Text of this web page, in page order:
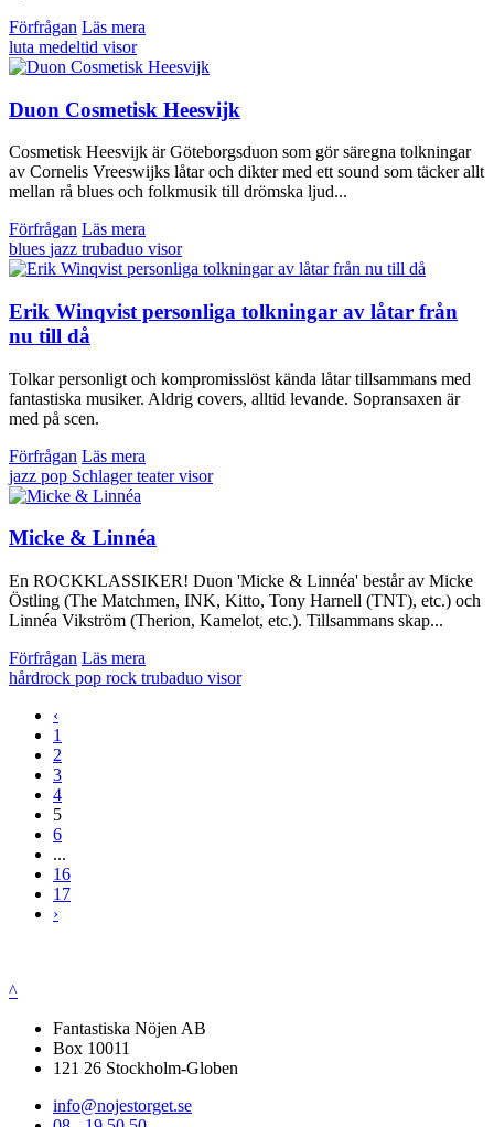
Förfrågan Läs mera
luta medeltid visor
Duon Cosmetisk Heesvijk
Cosmetisk Heesvijk är Göteborgsduon som gör säregna tolkningar
av Cornelis Vreeswijks låtar och dikter med ett sound som täcker allt
mellan rå blues och folkmusik till drömska ljud...
Förfrågan Läs mera
blues jazz trubaduo visor
Erik Winqvist personliga tolkningar av låtar från
nu till då
Tolkar personligt och kompromisslöst kända låtar tillsammans med
fantastiska musiker. Aldrig covers, alltid levande. Sopransaxen är
med på scen.
Förfrågan Läs mera
jazz pop Schlagerteatervisor
Micke & Linnéa
En ROCKKLASSIKER! Duon 'Micke & Linnéa' består av Micke
Östling (The Matchmen, INK, Kitto, Tony Harnell (TNT), etc.) och
Linnéa Vikström (Therion, Kamelot, etc.). Tillsammans skap...
Förfrågan Läs mera
hårdrock pop rock trubaduo visor
‹
1
2
3
4
5
6
...
16
17
›
^
Fantastiska Nöjen AB
Box 10011
121 26 Stockholm-Globen
info@nojestorget.se